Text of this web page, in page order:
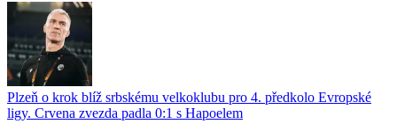
Plzeň o krok blíž srbskému velkoklubu pro 4. předkolo Evropské
ligy. Crvena zvezda padla 0:1 s Hapoelem